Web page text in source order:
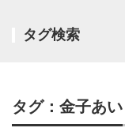
タグ検索
タグ：金子あい